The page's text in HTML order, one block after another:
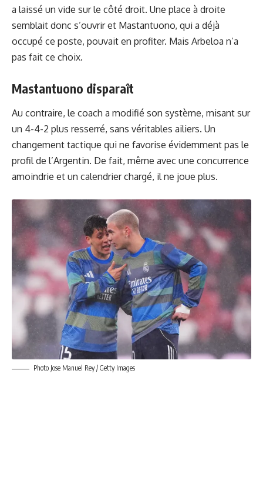
a laissé un vide sur le côté droit. Une place à droite
semblait donc s’ouvrir et Mastantuono, qui a déjà
occupé ce poste, pouvait en profiter. Mais Arbeloa n’a
pas fait ce choix.
Mastantuono disparaît
Au contraire, le coach a modifié son système, misant sur
un 4-4-2 plus resserré, sans véritables ailiers. Un
changement tactique qui ne favorise évidemment pas le
profil de l’Argentin. De fait, même avec une concurrence
amoindrie et un calendrier chargé, il ne joue plus.
Photo Jose Manuel Rey / Getty Images